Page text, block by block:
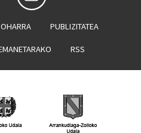
PUBLIZITATEA
RSS